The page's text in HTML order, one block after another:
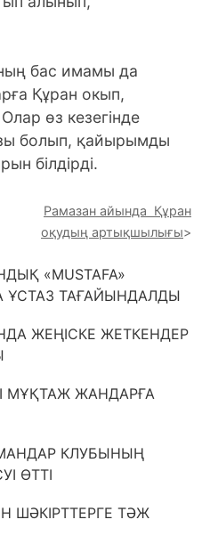
бас имамы да
Құран окып,
өз кезегінде
болып, қайырымды
білдірді.
Рамазан айында Құран
оқудың артықшылығы
«MUSTAFA»
ҰСТАЗ ТАҒАЙЫНДАЛДЫ
ЖЕҢІСКЕ ЖЕТКЕНДЕР
МҰҚТАЖ ЖАНДАРҒА
КЛУБЫНЫҢ
ӨТТІ
ШӘКІРТТЕРГЕ ТӘЖ